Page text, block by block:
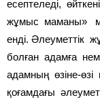
есептеледі,
жұмыс маманы»
енді. Әлеуметтік
болған адамға
адамның өзіне-
қоғамдағы